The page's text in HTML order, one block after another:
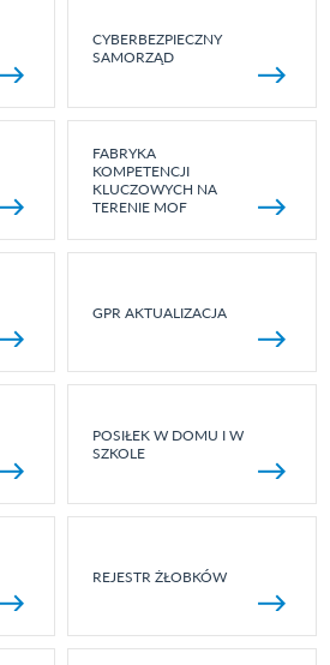
CYBERBEZPIECZNY
SAMORZĄD
FABRYKA
KOMPETENCJI
KLUCZOWYCH NA
TERENIE MOF
GPR AKTUALIZACJA
POSIŁEK W DOMU I W
SZKOLE
REJESTR ŻŁOBKÓW